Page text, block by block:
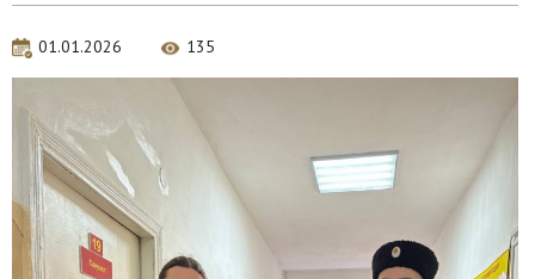
01.01.2026 135